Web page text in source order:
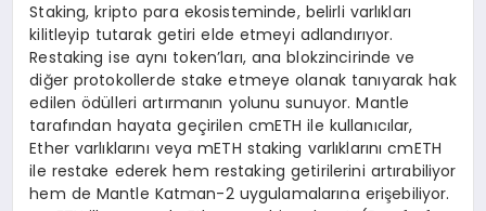
Staking, kripto para ekosisteminde, belirli varlıkları
kilitleyip tutarak getiri elde etmeyi adlandırıyor.
Restaking ise aynı token’ları, ana blokzincirinde ve
diğer protokollerde stake etmeye olanak tanıyarak hak
edilen ödülleri artırmanın yolunu sunuyor. Mantle
tarafından hayata geçirilen cmETH ile kullanıcılar,
Ether varlıklarını veya mETH staking varlıklarını cmETH
ile restake ederek hem restaking getirilerini artırabiliyor
hem de Mantle Katman-2 uygulamalarına erişebiliyor.